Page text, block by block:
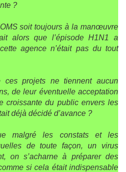
?
soit toujours à la manœuvre
alors que l’épisode H1N1 a
agence n’était pas du tout
ces projets ne tiennent aucun
de leur éventuelle acceptation
croissante du public envers les
déjà décidé d’avance ?
malgré les constats et les
de toute façon, un virus
on s’acharne à préparer des
si cela était indispensable